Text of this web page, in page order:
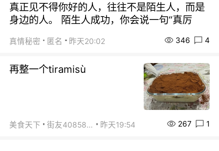
真正见不得你好的人，往往不是陌生人，而是
身边的人。 陌生人成功，你会说一句“真厉
真情秘密 匿名 昨天20:02 346 4
再整一个tiramisù
美食天下 街友40858442 昨天19:54 267 1